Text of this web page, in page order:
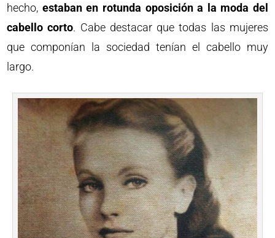
hecho, estaban en rotunda oposición a la moda del
cabello corto. Cabe destacar que todas las mujeres
que componían la sociedad tenían el cabello muy
largo.